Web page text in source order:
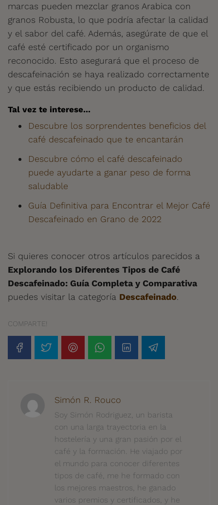
marcas pueden mezclar granos Arabica con
granos Robusta, lo que podría afectar la calidad
y el sabor del café. Además, asegúrate de que el
café esté certificado por un organismo
reconocido. Esto asegurará que el proceso de
descafeinación se haya realizado correctamente
y que estás recibiendo un producto de calidad.
Tal vez te interese...
Descubre los sorprendentes beneficios del
café descafeinado que te encantarán
Descubre cómo el café descafeinado
puede ayudarte a ganar peso de forma
saludable
Guía Definitiva para Encontrar el Mejor Café
Descafeinado en Grano de 2022
Si quieres conocer otros artículos parecidos a
Explorando los Diferentes Tipos de Café
Descafeinado: Guía Completa y Comparativa
puedes visitar la categoría Descafeinado.
COMPARTE!
Simón R. Rouco
Soy Simón Rodriguez, un barista
con una larga trayectoria en la
hostelería y una gran pasión por el
café y la formación. He viajado por
el mundo para conocer diferentes
tipos de café, me he formado con
los mejores maestros, he ganado
varios premios y certificados, y he